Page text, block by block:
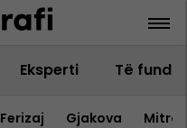
Eksperti Të fundit
Ferizaj Gjakova